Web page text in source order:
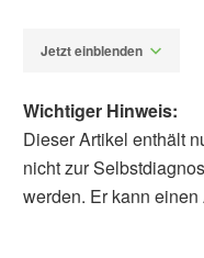
Jetzt einblenden
Wichtiger Hinweis:
Dieser Artikel enthält
nicht zur
werden. Er kann